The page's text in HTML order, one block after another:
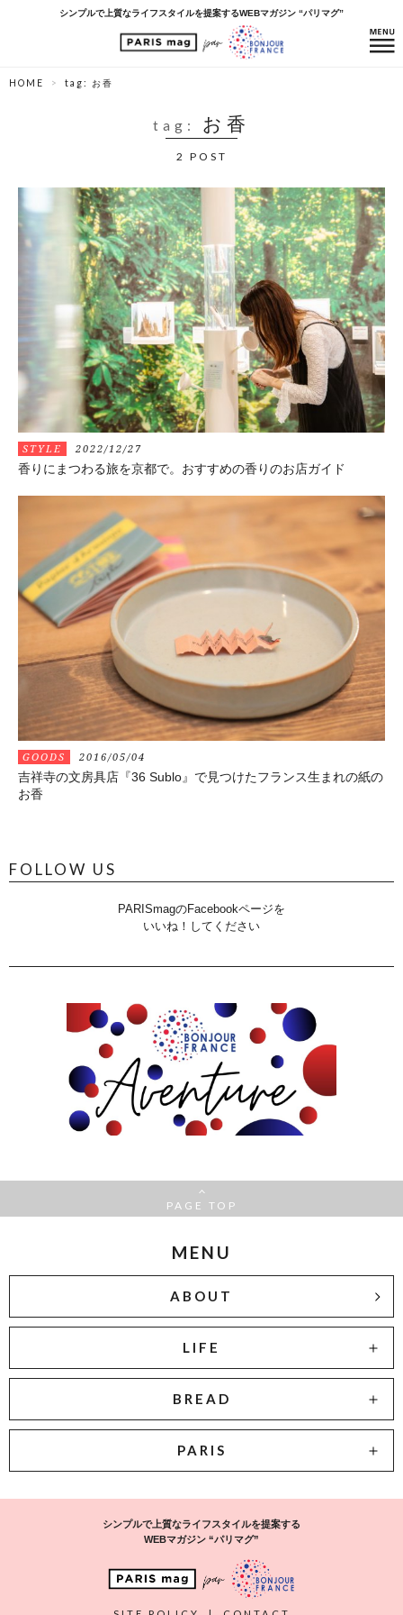
シンプルで上質なライフスタイルを提案するWEBマガジン “パリマグ”
HOME tag: お香
tag: お香
2 POST
STYLE 2022/12/27
香りにまつわる旅を京都で。おすすめの香りのお店ガイド
GOODS 2016/05/04
吉祥寺の文房具店『36 Sublo』で見つけたフランス生まれの紙の
お香
FOLLOW US
PARISmagのFacebookページを
いいね！してください
PAGE TOP
MENU
ABOUT
LIFE
BREAD
PARIS
シンプルで上質なライフスタイルを提案する
WEBマガジン “パリマグ”